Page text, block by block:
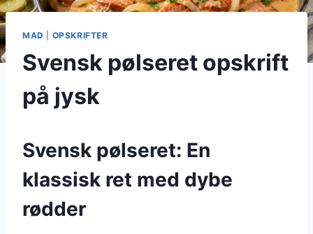
MAD OPSKRIFTER
Svensk pølseret opskrift
på jysk
Svensk pølseret: En
klassisk ret med dybe
rødder